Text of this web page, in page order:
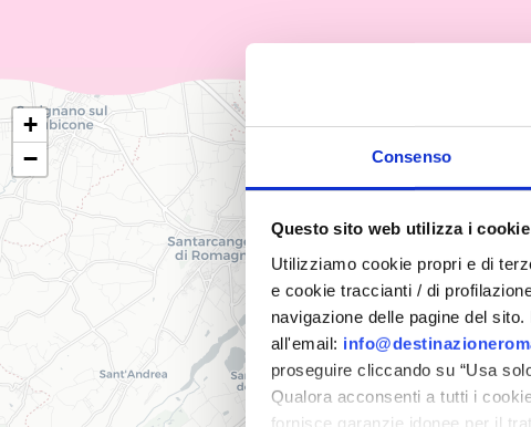
Consenso
Questo sito web utilizza i cookie
Utilizziamo cookie propri e di
e cookie traccianti / di
navigazione delle pagine del
all'email:
proseguire cliccando su “Usa
Qualora acconsenti a tutti i
fornisce garanzie idonee per il
+
−